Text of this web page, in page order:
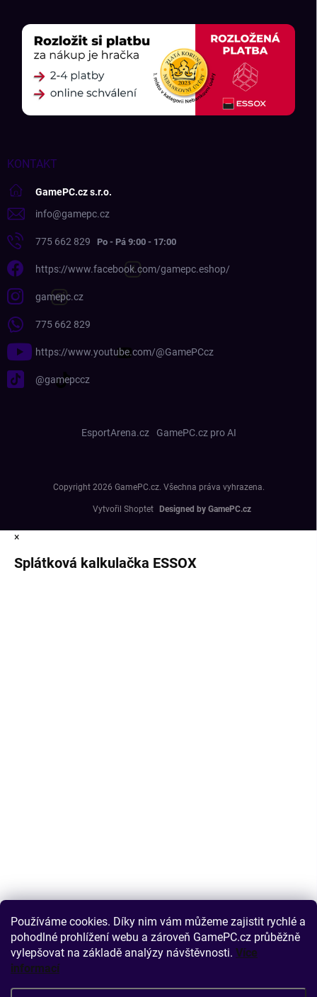
Používáme cookies. Díky nim vám můžeme zajistit rychlé a
pohodlné prohlížení webu a zároveň GamePC.cz průběžně
vylepšovat na základě analýzy návštěvnosti. Více
informací
KONTAKT
GamePC.cz s.r.o.
info@gamepc.cz
775 662 829
https://www.facebook.com/gamepc.eshop/
gamepc.cz
775 662 829
https://www.youtube.com/@GamePCcz
@gamepccz
EsportArena.cz GamePC.cz pro AI
Vytvořil Shoptet
Copyright 2026 GamePC.cz. Všechna práva vyhrazena.
×
Splátková kalkulačka ESSOX